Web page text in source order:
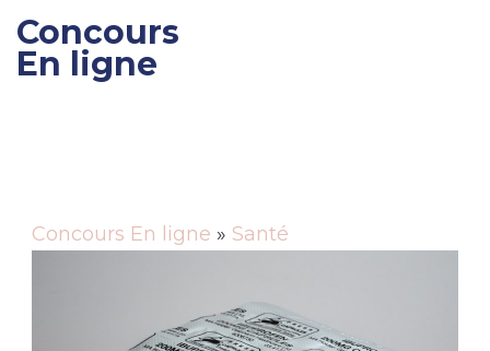
Concours
En ligne
Concours En ligne » Santé